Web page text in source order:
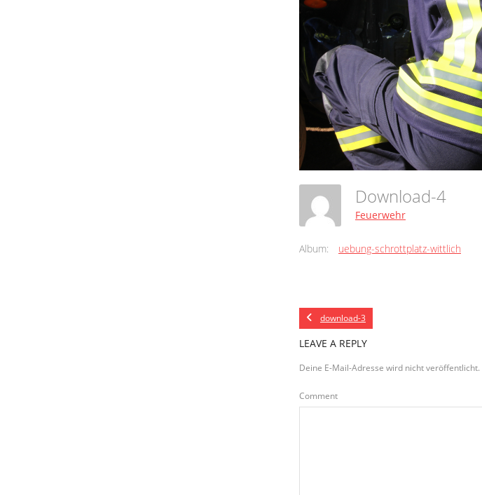
Download-4
Feuerwehr
Album: uebung-schrottplatz-wittlich
download-3
LEAVE A REPLY
Deine E-Mail-Adresse wird nicht veröffentlicht.
Comment